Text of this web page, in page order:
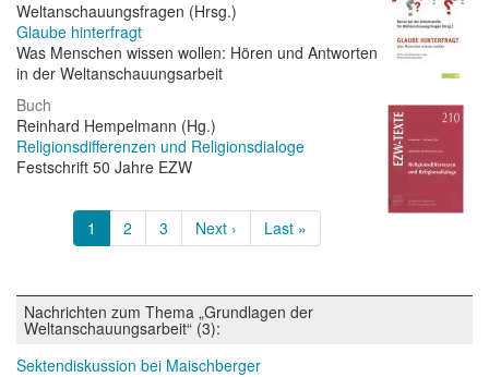
Weltanschauungsfragen (Hrsg.)
Glaube hinterfragt
Was Menschen wissen wollen: Hören und Antworten
in der Weltanschauungsarbeit
Buch
Reinhard Hempelmann (Hg.)
Religionsdifferenzen und Religionsdialoge
Festschrift 50 Jahre EZW
Seitennummerierung
Aktuelle
Seite
1 Page
2 Page
3
Nächste
Seite
Next ›
Letzte
Seite
Last »
Nachrichten zum Thema „Grundlagen der
Weltanschauungsarbeit“ (3):
Sektendiskussion bei Maischberger